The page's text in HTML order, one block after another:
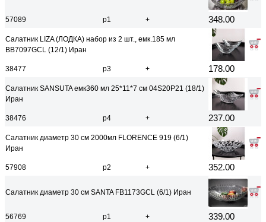
57089 р1 + 348.00
Салатник LIZA (ЛОДКА) набор из 2 шт., емк.185 мл
BB7097GCL (12/1) Иран
38477 р3 + 178.00
Салатник SANSUTA емк360 мл 25*11*7 см 04S20P21 (18/1)
Иран
38476 р4 + 237.00
Салатник диаметр 30 см 2000мл FLORENCE 919 (6/1)
Иран
57908 р2 + 352.00
Салатник диаметр 30 см SANTA FB1173GCL (6/1) Иран
56769 р1 + 339.00